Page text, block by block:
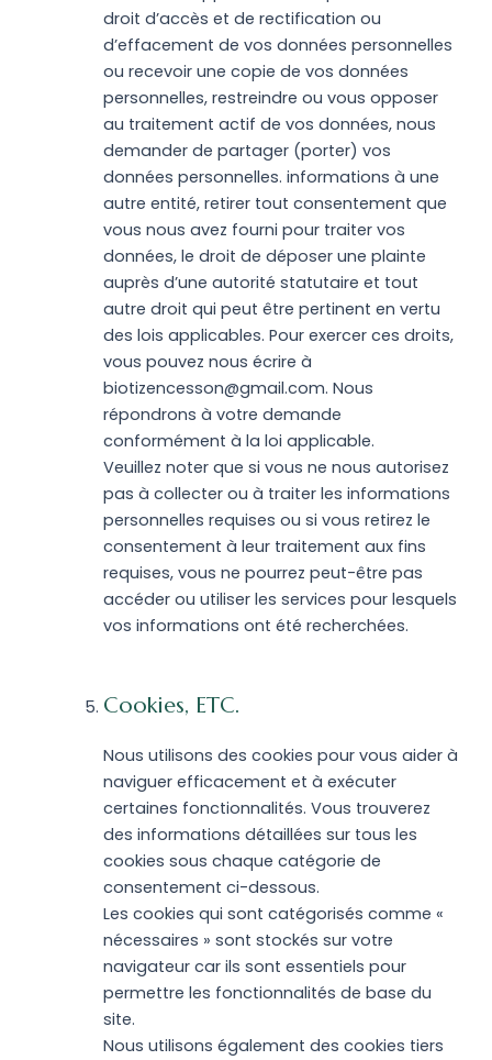
droit d’accès et de rectification ou
d’effacement de vos données personnelles
ou recevoir une copie de vos données
personnelles, restreindre ou vous opposer
au traitement actif de vos données, nous
demander de partager (porter) vos
données personnelles. informations à une
autre entité, retirer tout consentement que
vous nous avez fourni pour traiter vos
données, le droit de déposer une plainte
auprès d’une autorité statutaire et tout
autre droit qui peut être pertinent en vertu
des lois applicables. Pour exercer ces droits,
vous pouvez nous écrire à
biotizencesson@gmail.com. Nous
répondrons à votre demande
conformément à la loi applicable.
Veuillez noter que si vous ne nous autorisez
pas à collecter ou à traiter les informations
personnelles requises ou si vous retirez le
consentement à leur traitement aux fins
requises, vous ne pourrez peut-être pas
accéder ou utiliser les services pour lesquels
vos informations ont été recherchées.
Cookies, ETC.
Nous utilisons des cookies pour vous aider à
naviguer efficacement et à exécuter
certaines fonctionnalités. Vous trouverez
des informations détaillées sur tous les
cookies sous chaque catégorie de
consentement ci-dessous.
Les cookies qui sont catégorisés comme «
nécessaires » sont stockés sur votre
navigateur car ils sont essentiels pour
permettre les fonctionnalités de base du
site.
Nous utilisons également des cookies tiers